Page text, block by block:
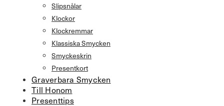
Slipsnålar
Klockor
Klockremmar
Klassiska Smycken
Smyckeskrin
Presentkort
Graverbara Smycken
Till Honom
Presenttips